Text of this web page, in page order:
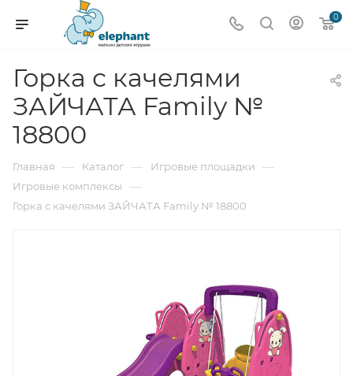
0
Горка с качелями
ЗАЙЧАТА Family №
18800
Главная — Каталог — Игровые площадки —
Игровые комплексы —
Горка с качелями ЗАЙЧАТА Family № 18800